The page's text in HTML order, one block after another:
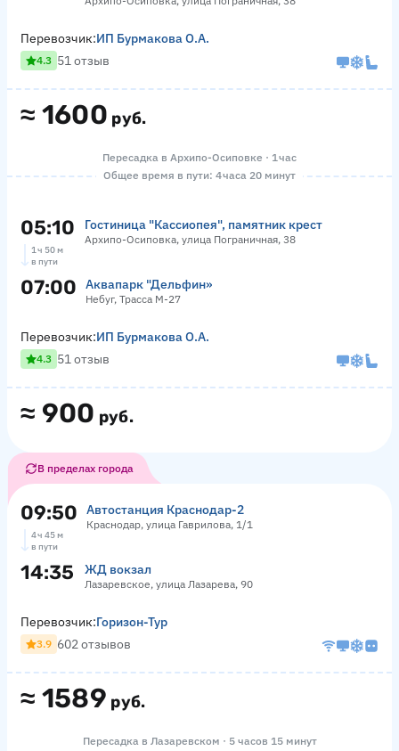
≈ 1600 руб.
Перевозчик:ИП Бурмакова О.А.
4.3 51 отзыв
Пересадка в Архипо-Осиповке · 1 час
Общее время в пути: 4 часа 20 минут
05:10 Гостиница "Кассиопея", памятник крест
Архипо-Осиповка, улица Пограничная, 38
1 ч 50 м
в пути
07:00 Аквапарк "Дельфин»
Небуг, Трасса М-27
≈ 900 руб.
Перевозчик:ИП Бурмакова О.А.
4.3 51 отзыв
В пределах города
09:50 Автостанция Краснодар-2
Краснодар, улица Гаврилова, 1/1
4 ч 45 м
в пути
14:35 ЖД вокзал
Лазаревское, улица Лазарева, 90
≈ 1589 руб.
Перевозчик:Горизон-Тур
3.9 602 отзывов
Пересадка в Лазаревском · 5 часов 15 минут